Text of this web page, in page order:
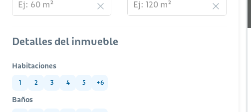
Detalles del inmueble
Habitaciones
1 2 3 4 5 +6
Baños